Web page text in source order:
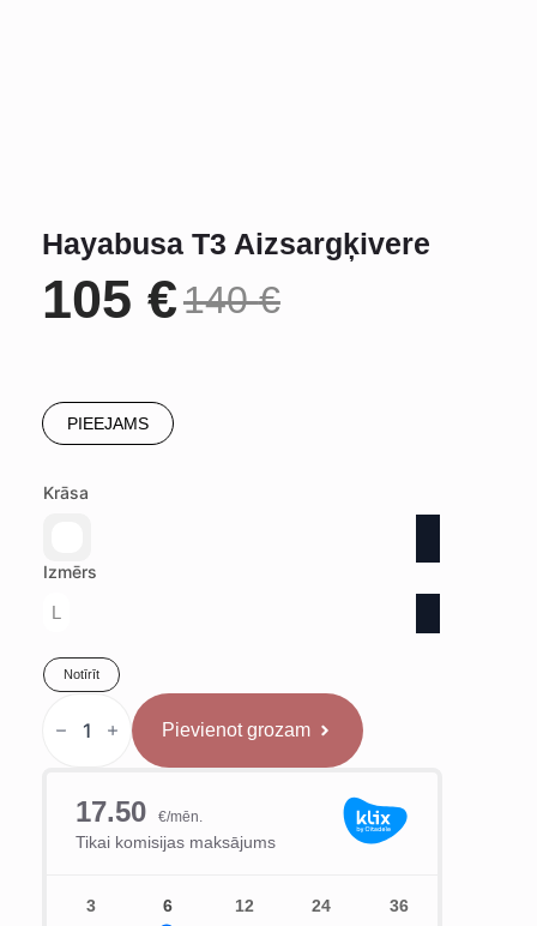
Hayabusa T3 Aizsargķivere
140€
Original
price
was:
105 €
Current
price
is:
PIEEJAMS
Krāsa
Izmērs
L
Notīrīt
Aizsargķivere
Pievienot grozam